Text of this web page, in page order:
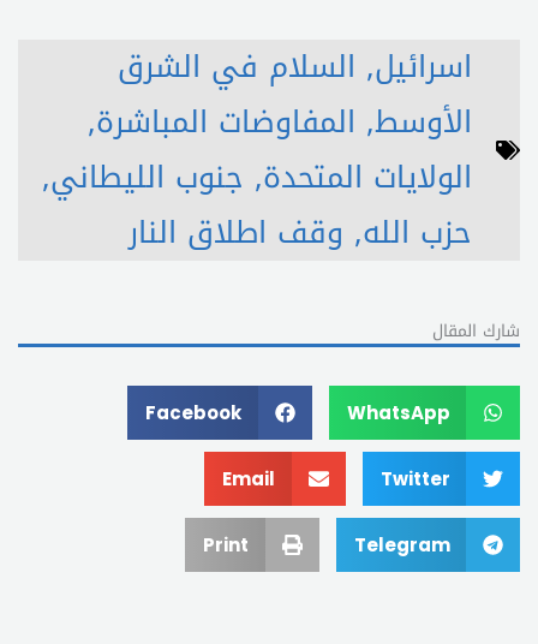
اسرائيل, السلام في الشرق
الأوسط, المفاوضات المباشرة,
الولايات المتحدة, جنوب الليطاني,
حزب الله, وقف اطلاق النار
شارك المقال
WhatsApp
Facebook
Twitter
Email
Telegram
Print